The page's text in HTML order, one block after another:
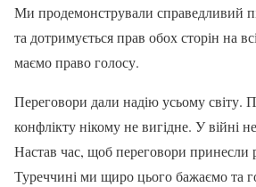
Ми продемонстрували справедливий
та дотримується прав обох сторін на
маємо право голосу.
Переговори дали надію усьому світу.
конфлікту нікому не вигідне. У війні
Настав час, щоб переговори принесли
Туреччині ми щиро цього бажаємо та